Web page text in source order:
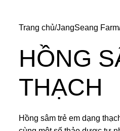
Trang chủ JangSeang Farm
HỒNG
THẠCH
Hồng sâm trẻ em dạng